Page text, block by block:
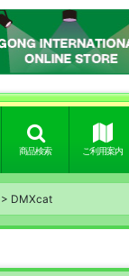
商品検索 ご利用案内
> DMXcat